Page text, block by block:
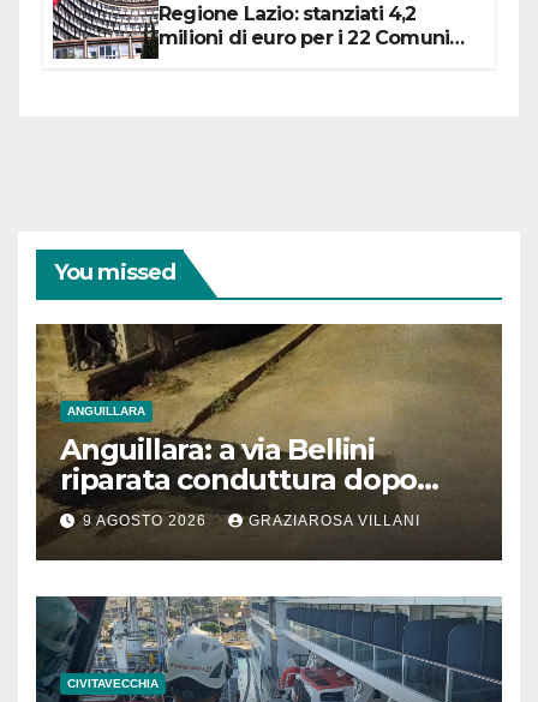
Regione Lazio: stanziati 4,2
milioni di euro per i 22 Comuni
You missed
ANGUILLARA
Anguillara: a via Bellini
riparata conduttura dopo
segnalazione IdD
9 AGOSTO 2026 GRAZIAROSA VILLANI
CIVITAVECCHIA